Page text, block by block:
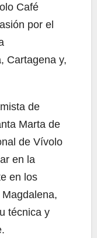
Café
por el
Cartagena y,
de
Marta de
de Vívolo
en la
en los
técnica y